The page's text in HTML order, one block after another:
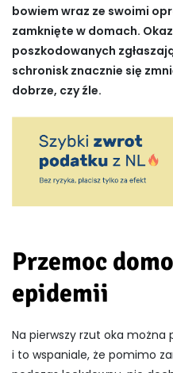
bowiem wraz ze swoimi
zamknięte w domach.
poszkodowanych
schronisk znacznie się
dobrze, czy źle.
Przemoc
epidemii
Na pierwszy rzut oka można
i to wspaniale, że pomimo